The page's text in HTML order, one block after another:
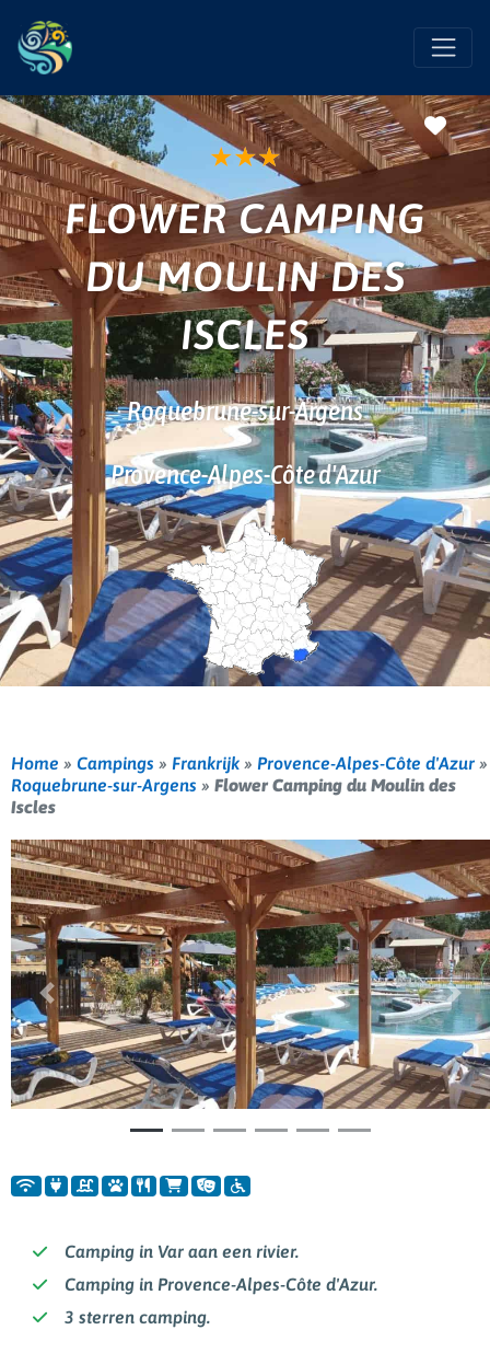
★★★
FLOWER CAMPING
DU MOULIN DES
ISCLES
Roquebrune-sur-Argens
Provence-Alpes-Côte d'Azur
Home » Campings » Frankrijk » Provence-Alpes-Côte d'Azur »
Roquebrune-sur-Argens » Flower Camping du Moulin des
Iscles
Vorige
Camping in Var aan een rivier.
Camping in Provence-Alpes-Côte d'Azur.
3 sterren camping.